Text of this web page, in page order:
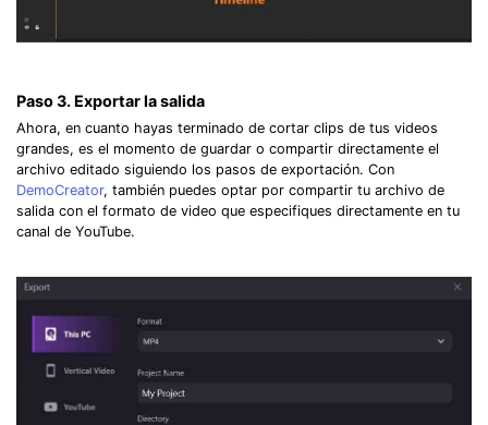
Paso 3. Exportar la salida
Ahora, en cuanto hayas terminado de cortar clips de tus videos
grandes, es el momento de guardar o compartir directamente el
archivo editado siguiendo los pasos de exportación. Con
DemoCreator, también puedes optar por compartir tu archivo de
salida con el formato de video que especifiques directamente en tu
canal de YouTube.